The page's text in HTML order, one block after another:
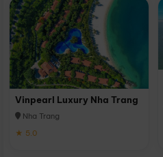
Vinpearl Luxury Nha Trang
Nha Trang
★ 5.0